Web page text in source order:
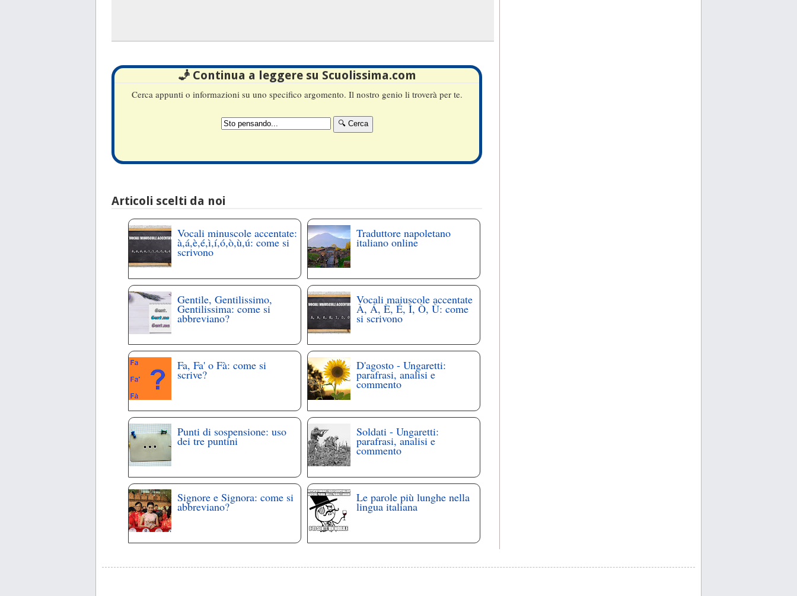
🧞 Continua a leggere su Scuolissima.com
Cerca appunti o informazioni su uno specifico argomento. Il nostro genio li troverà per te.
Articoli scelti da noi
Vocali minuscole accentate:
à,á,è,é,ì,í,ó,ò,ù,ú: come si
scrivono
Traduttore napoletano
italiano online
Gentile, Gentilissimo,
Gentilissima: come si
abbreviano?
Vocali maiuscole accentate
À, Á, È, É, Ì, Ò, Ù: come
si scrivono
Fa, Fa' o Fà: come si
scrive?
D'agosto - Ungaretti:
parafrasi, analisi e
commento
Punti di sospensione: uso
dei tre puntini
Soldati - Ungaretti:
parafrasi, analisi e
commento
Signore e Signora: come si
abbreviano?
Le parole più lunghe nella
lingua italiana